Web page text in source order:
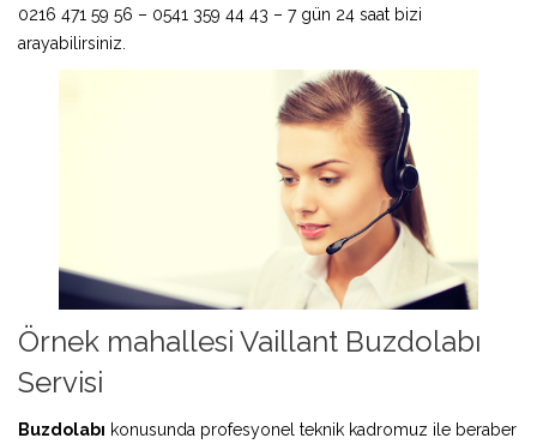
0216 471 59 56 – 0541 359 44 43 – 7 gün 24 saat bizi
arayabilirsiniz.
Örnek mahallesi Vaillant Buzdolabı
Servisi
Buzdolabı konusunda profesyonel teknik kadromuz ile beraber